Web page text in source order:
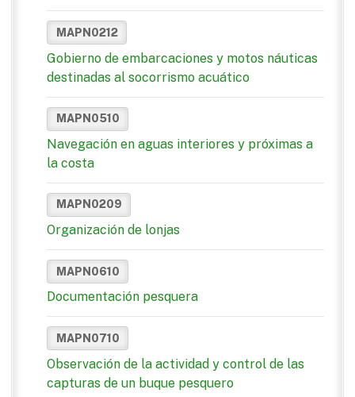
MAPN0212
Gobierno de embarcaciones y motos náuticas
destinadas al socorrismo acuático
MAPN0510
Navegación en aguas interiores y próximas a
la costa
MAPN0209
Organización de lonjas
MAPN0610
Documentación pesquera
MAPN0710
Observación de la actividad y control de las
capturas de un buque pesquero